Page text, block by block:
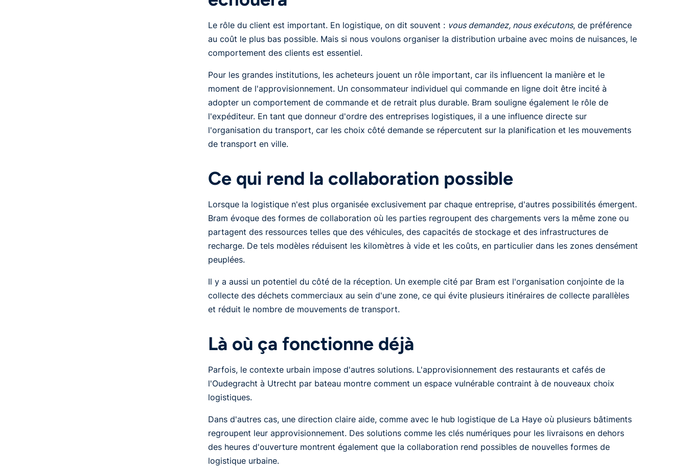
Le rôle du client est important. En logistique, on dit souvent : vous demandez, nous exécutons, de préférence
au coût le plus bas possible. Mais si nous voulons organiser la distribution urbaine avec moins de nuisances, le
comportement des clients est essentiel.
Pour les grandes institutions, les acheteurs jouent un rôle important, car ils influencent la manière et le
moment de l'approvisionnement. Un consommateur individuel qui commande en ligne doit être incité à
adopter un comportement de commande et de retrait plus durable. Bram souligne également le rôle de
l'expéditeur. En tant que donneur d'ordre des entreprises logistiques, il a une influence directe sur
l'organisation du transport, car les choix côté demande se répercutent sur la planification et les mouvements
de transport en ville.
Ce qui rend la collaboration possible
Lorsque la logistique n'est plus organisée exclusivement par chaque entreprise, d'autres possibilités émergent.
Bram évoque des formes de collaboration où les parties regroupent des chargements vers la même zone ou
partagent des ressources telles que des véhicules, des capacités de stockage et des infrastructures de
recharge. De tels modèles réduisent les kilomètres à vide et les coûts, en particulier dans les zones densément
peuplées.
Il y a aussi un potentiel du côté de la réception. Un exemple cité par Bram est l'organisation conjointe de la
collecte des déchets commerciaux au sein d'une zone, ce qui évite plusieurs itinéraires de collecte parallèles
et réduit le nombre de mouvements de transport.
Là où ça fonctionne déjà
Parfois, le contexte urbain impose d'autres solutions. L'approvisionnement des restaurants et cafés de
l'Oudegracht à Utrecht par bateau montre comment un espace vulnérable contraint à de nouveaux choix
logistiques.
Dans d'autres cas, une direction claire aide, comme avec le hub logistique de La Haye où plusieurs bâtiments
regroupent leur approvisionnement. Des solutions comme les clés numériques pour les livraisons en dehors
des heures d'ouverture montrent également que la collaboration rend possibles de nouvelles formes de
logistique urbaine.